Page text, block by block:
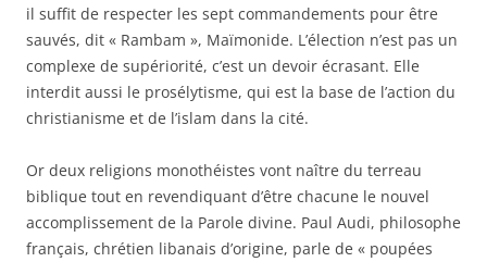
il suffit de respecter les sept commandements pour être
sauvés, dit « Rambam », Maïmonide. L’élection n’est pas un
complexe de supériorité, c’est un devoir écrasant. Elle
interdit aussi le prosélytisme, qui est la base de l’action du
christianisme et de l’islam dans la cité.
Or deux religions monothéistes vont naître du terreau
biblique tout en revendiquant d’être chacune le nouvel
accomplissement de la Parole divine. Paul Audi, philosophe
français, chrétien libanais d’origine, parle de « poupées